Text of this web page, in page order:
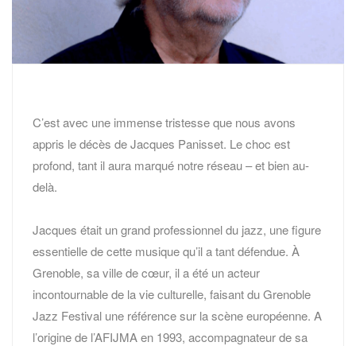
C’est avec une immense tristesse que nous avons
appris le décès de Jacques Panisset. Le choc est
profond, tant il aura marqué notre réseau – et bien au-
delà.
Jacques était un grand professionnel du jazz, une figure
essentielle de cette musique qu’il a tant défendue. À
Grenoble, sa ville de cœur, il a été un acteur
incontournable de la vie culturelle, faisant du Grenoble
Jazz Festival une référence sur la scène européenne. A
l’origine de l’AFIJMA en 1993, accompagnateur de sa